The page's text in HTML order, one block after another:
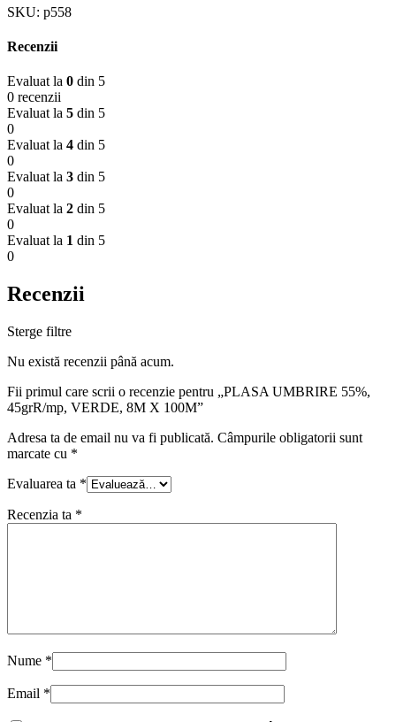
SKU: p558
Recenzii
Evaluat la 0 din 5
0 recenzii
Evaluat la 5 din 5
0
Evaluat la 4 din 5
0
Evaluat la 3 din 5
0
Evaluat la 2 din 5
0
Evaluat la 1 din 5
0
Recenzii
Sterge filtre
Nu există recenzii până acum.
Fii primul care scrii o recenzie pentru „PLASA UMBRIRE 55%,
45grR/mp, VERDE, 8M X 100M”
Adresa ta de email nu va fi publicată. Câmpurile obligatorii sunt
marcate cu *
Evaluarea ta *
Recenzia ta *
Nume *
Email *